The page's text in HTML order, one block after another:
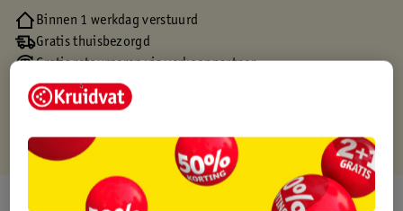
Binnen 1 werkdag verstuurd
Gratis thuisbezorgd
Gratis retourneren via verkooppartner.
Gratis punten met je Kruidvat kaart
Over dit product